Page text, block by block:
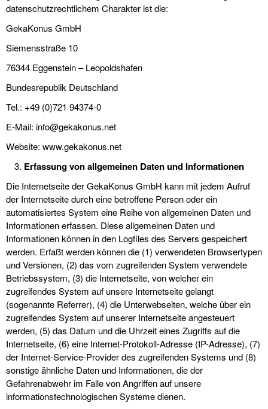
datenschutzrechtlichem Charakter ist die:
GekaKonus GmbH
Siemensstraße 10
76344 Eggenstein – Leopoldshafen
Bundesrepublik Deutschland
Tel.: +49 (0)721 94374-0
E-Mail: info@gekakonus.net
Website: www.gekakonus.net
Erfassung von allgemeinen Daten und Informationen
Die Internetseite der GekaKonus GmbH kann mit jedem Aufruf
der Internetseite durch eine betroffene Person oder ein
automatisiertes System eine Reihe von allgemeinen Daten und
Informationen erfassen. Diese allgemeinen Daten und
Informationen können in den Logfiles des Servers gespeichert
werden. Erfaßt werden können die (1) verwendeten Browsertypen
und Versionen, (2) das vom zugreifenden System verwendete
Betriebssystem, (3) die Internetseite, von welcher ein
zugreifendes System auf unsere Internetseite gelangt
(sogenannte Referrer), (4) die Unterwebseiten, welche über ein
zugreifendes System auf unserer Internetseite angesteuert
werden, (5) das Datum und die Uhrzeit eines Zugriffs auf die
Internetseite, (6) eine Internet-Protokoll-Adresse (IP-Adresse), (7)
der Internet-Service-Provider des zugreifenden Systems und (8)
sonstige ähnliche Daten und Informationen, die der
Gefahrenabwehr im Falle von Angriffen auf unsere
informationstechnologischen Systeme dienen.